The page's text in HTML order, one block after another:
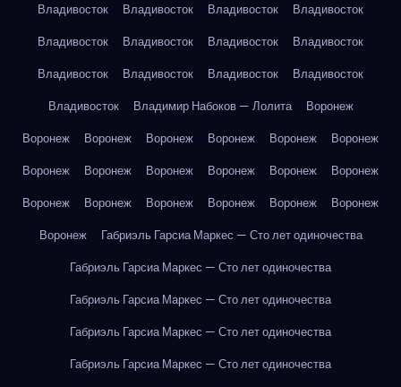
Владивосток
Владивосток Владивосток
Владивосток
Владивосток
Владивосток Владивосток
Владивосток
Владивосток
Владивосток Владивосток
Владивосток
Владивосток
Владимир Набоков — Лолита
Воронеж
Воронеж
Воронеж Воронеж Воронеж Воронеж
Воронеж
Воронеж
Воронеж Воронеж Воронеж Воронеж
Воронеж
Воронеж
Воронеж Воронеж Воронеж Воронеж
Воронеж
Воронеж
Габриэль Гарсиа Маркес — Сто лет одиночества
Габриэль Гарсиа Маркес — Сто лет одиночества
Габриэль Гарсиа Маркес — Сто лет одиночества
Габриэль Гарсиа Маркес — Сто лет одиночества
Габриэль Гарсиа Маркес — Сто лет одиночества